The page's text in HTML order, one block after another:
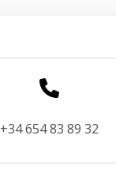
+34 654 83 89 32